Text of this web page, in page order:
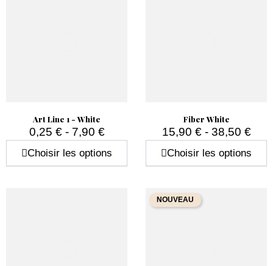
Art Line 1 - White
0,25 € - 7,90 €
Choisir les options
Fiber White
15,90 € - 38,50 €
Choisir les options
NOUVEAU